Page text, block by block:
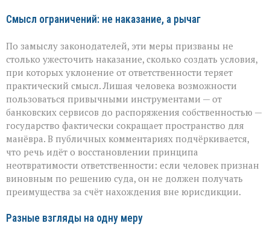
Смысл ограничений: не наказание, а рычаг
По замыслу законодателей, эти меры призваны не
столько ужесточить наказание, сколько создать условия,
при которых уклонение от ответственности теряет
практический смысл. Лишая человека возможности
пользоваться привычными инструментами — от
банковских сервисов до распоряжения собственностью —
государство фактически сокращает пространство для
манёвра. В публичных комментариях подчёркивается,
что речь идёт о восстановлении принципа
неотвратимости ответственности: если человек признан
виновным по решению суда, он не должен получать
преимущества за счёт нахождения вне юрисдикции.
Разные взгляды на одну меру